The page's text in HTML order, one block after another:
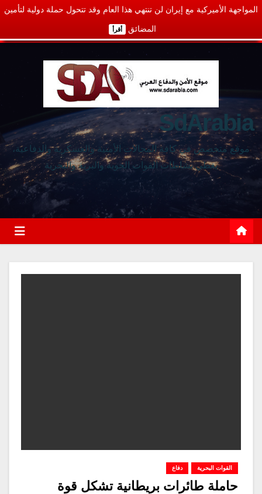
المواجهة الأميركية مع إيران لن تنتهي هذا العام وقد تتحول حملة دولية لتأمين
المضائق أقرأ
SdArabia
موقع متخصص في كافة المجالات الأمنية والعسكرية والدفاعية،
يغطي نشاطات القوات الجوية والبرية والبحرية
القوات البحرية دفاع
حاملة طائرات بريطانية تشكل قوة